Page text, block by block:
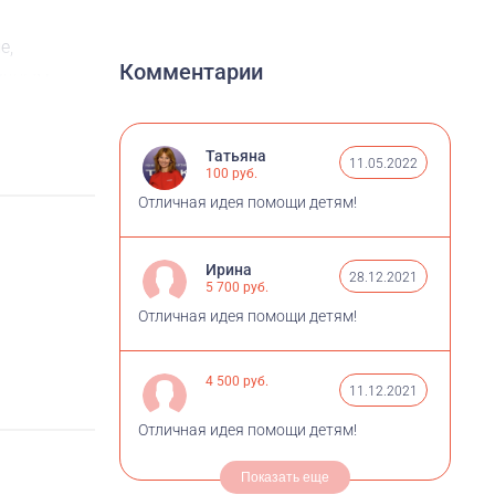
Комментарии
Татьяна
100 руб.
11.05.2022
Отличная идея помощи детям!
Ирина
5 700 руб.
28.12.2021
Отличная идея помощи детям!
4 500 руб.
11.12.2021
Отличная идея помощи детям!
Показать еще